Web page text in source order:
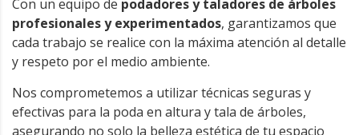
Con un equipo de podadores y taladores de árboles
profesionales y experimentados, garantizamos que
cada trabajo se realice con la máxima atención al detalle
y respeto por el medio ambiente.
Nos comprometemos a utilizar técnicas seguras y
efectivas para la poda en altura y tala de árboles,
asegurando no solo la belleza estética de tu espacio